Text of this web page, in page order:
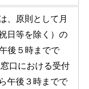
、原則として月
日等を除く）の
後５時までで
口における受付
午後３時までで